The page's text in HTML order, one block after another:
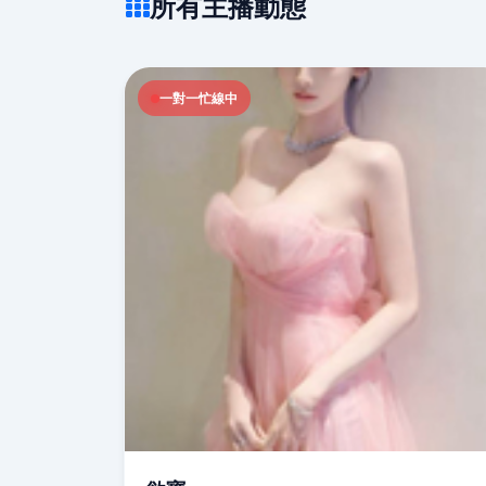
一對一忙線中